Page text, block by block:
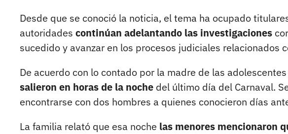
Desde que se conoció la noticia, el tema ha ocupado
autoridades continúan adelantando las investigaciones
sucedido y avanzar en los procesos judiciales relacionados
De acuerdo con lo contado por la madre de las
salieron en horas de la noche del último día del Carnaval.
encontrarse con dos hombres a quienes conocieron días
La familia relató que esa noche las menores mencionaron